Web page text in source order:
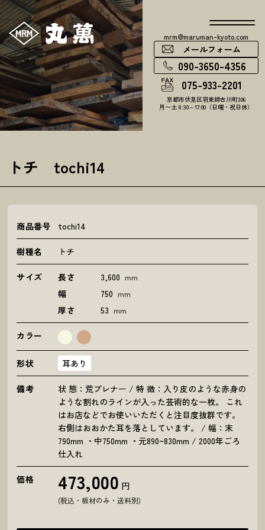
mrm@maruman-kyoto.com
メールフォーム
090-3650-4356
075-933-2201
京都市伏見区羽束師古川町306
月〜土 8:30～17:00（日曜・祝日休）
トチ tochi14
商品番号 tochi14
樹種名 トチ
サイズ 長さ 3,600 mm
幅 750 mm
厚さ 53 mm
カラー
形状 耳あり
備考
状 態：荒プレナー / 特 徴：入り皮のような赤身の
ような割れのラインが入った芸術的な一枚。 これ
はお店などでお使いいただくと注目度抜群です。
右側はおおかた耳を落としています。 / 幅：末
790mm ・中750mm ・元890~830mm / 2000年ごろ
仕入れ
価格 473,000 円
(税込・板材のみ・送料別)